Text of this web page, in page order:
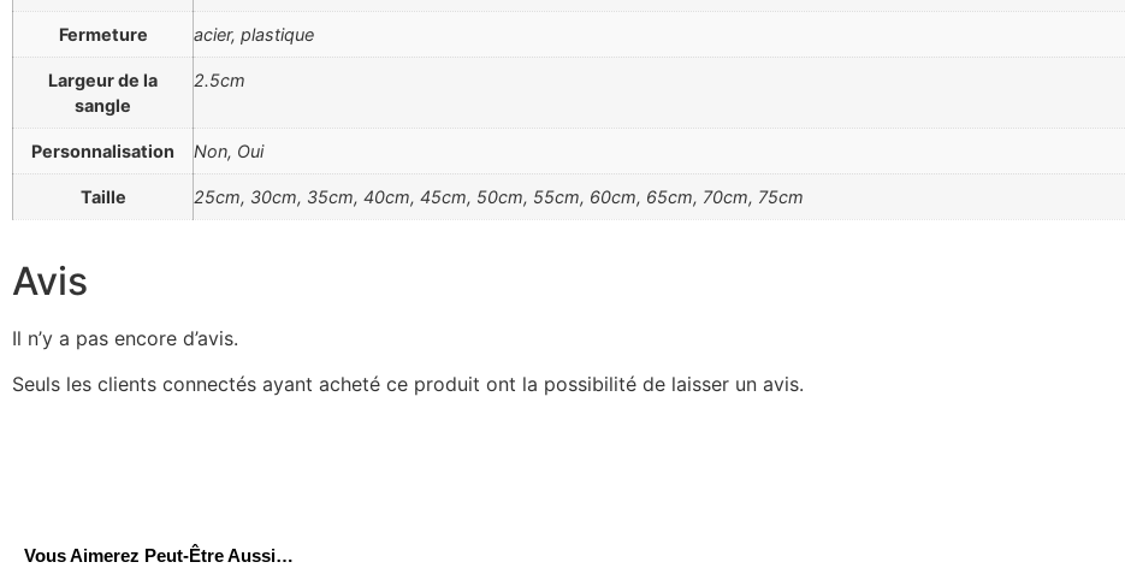
Fermeture acier, plastique
Largeur de la
sangle
2.5cm
Personnalisation Non, Oui
Taille 25cm, 30cm, 35cm, 40cm, 45cm, 50cm, 55cm, 60cm, 65cm, 70cm, 75cm
Avis
Il n’y a pas encore d’avis.
Seuls les clients connectés ayant acheté ce produit ont la possibilité de laisser un avis.
Vous Aimerez Peut-Être Aussi…